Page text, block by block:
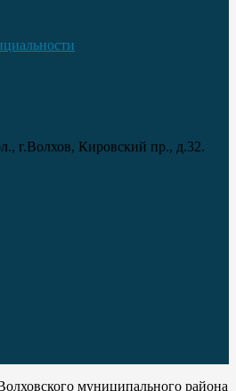
г.Волхов, Кировский пр., д.32.
муниципального района